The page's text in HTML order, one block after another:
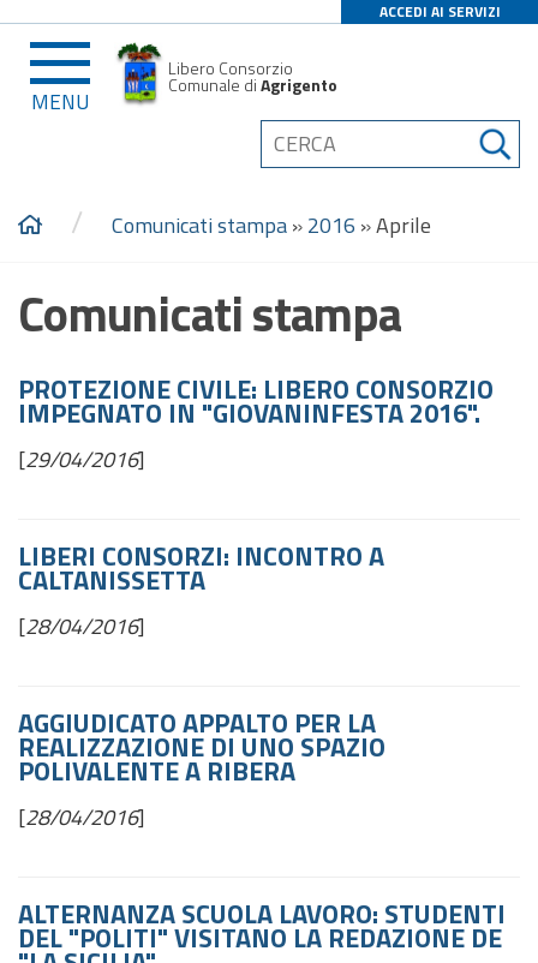
ACCEDI AI SERVIZI
MENU
Libero Consorzio
Comunale diAgrigento
/ Comunicati stampa»2016 »Aprile
Comunicati stampa
PROTEZIONE CIVILE: LIBERO CONSORZIO
IMPEGNATO IN "GIOVANINFESTA 2016".
[29/04/2016]
LIBERI CONSORZI: INCONTRO A
CALTANISSETTA
[28/04/2016]
AGGIUDICATO APPALTO PER LA
REALIZZAZIONE DI UNO SPAZIO
POLIVALENTE A RIBERA
[28/04/2016]
ALTERNANZA SCUOLA LAVORO: STUDENTI
DEL "POLITI" VISITANO LA REDAZIONE DE